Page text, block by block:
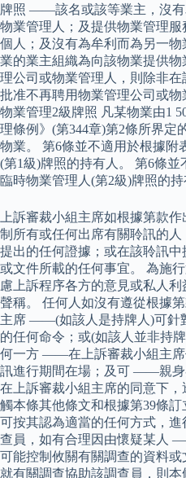
牌照 ——該名或該等業主，沒
物業管理人；及提供物業管理
個人；及沒有為牟利而為另一
業的業主組織為向該物業提供
理公司或物業管理人，則除非在
批准不再聘用物業管理公司或物
物業管理2級牌照 凡某物業由1
理條例》(第344章)第2條所界定
物業。 第6條並不適用於根據附
(第1級)牌照的持有人。 第6條
臨時物業管理人(第2級)牌照的持
上訴審裁小組主席如根據第款
制所有或任何出席有關聆訊的
提出的任何證據；或在該聆訊
或文件所載的任何事宜。 為施
慮上訴程序各方的意見或私人
聲稱。 任何人如沒有遵從根據
主席 ——(如該人是持牌人)可針
的任何命令；或(如該人並非持
何一方 ——在上訴審裁小組主席
訊進行期間在場；及可 ——親身
在上訴審裁小組主席的同意下
觸本條其他條文和根據第39條
可按其認為適當的任何方式，
查員，如有合理因由懷疑某人
可能控制攸關有關調查的資料
就有關調查協助該調查員，則本